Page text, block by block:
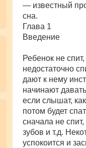
— известный
сна.
Глава 1
Введение
Ребенок не
недостаточно
дают к нему
начинают
если слышат,
потом будет
сначала не
зубов и т.д.
успокоится и